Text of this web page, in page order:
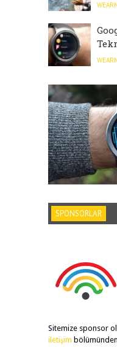
SPONSORLAR
Sitemize sponsor
iletişim